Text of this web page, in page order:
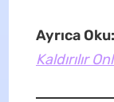
Ayrıca Oku:
Kaldırılır